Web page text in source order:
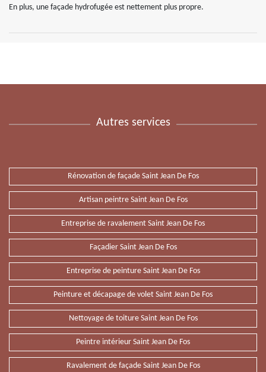
En plus, une façade hydrofugée est nettement plus propre.
Autres services
Rénovation de façade Saint Jean De Fos
Artisan peintre Saint Jean De Fos
Entreprise de ravalement Saint Jean De Fos
Façadier Saint Jean De Fos
Entreprise de peinture Saint Jean De Fos
Peinture et décapage de volet Saint Jean De Fos
Nettoyage de toiture Saint Jean De Fos
Peintre intérieur Saint Jean De Fos
Ravalement de façade Saint Jean De Fos